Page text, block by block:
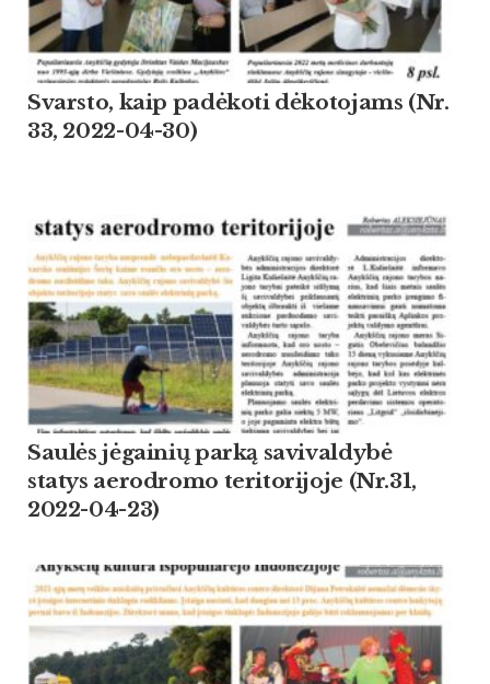
Svarsto, kaip padėkoti dėkotojams (Nr.
33, 2022-04-30)
Saulės jėgainių parką savivaldybė
statys aerodromo teritorijoje (Nr.31,
2022-04-23)